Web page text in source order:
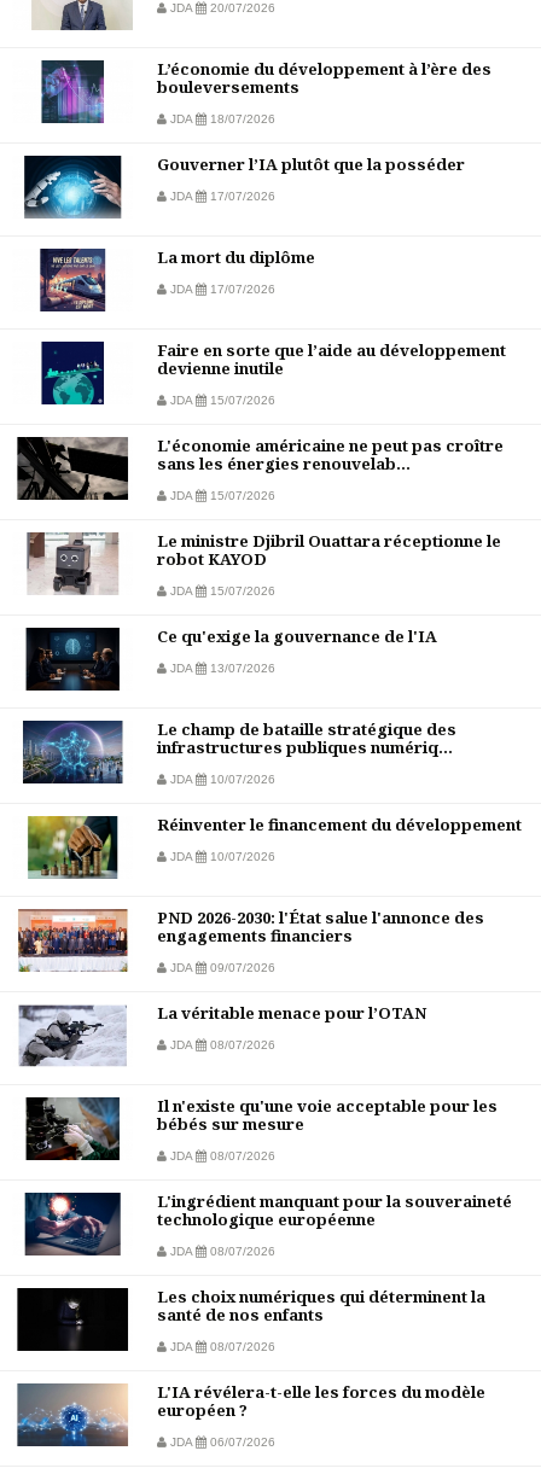
JDA 20/07/2026
L’économie du développement à l’ère des
bouleversements
JDA 18/07/2026
Gouverner l’IA plutôt que la posséder
JDA 17/07/2026
La mort du diplôme
JDA 17/07/2026
Faire en sorte que l’aide au développement
devienne inutile
JDA 15/07/2026
L'économie américaine ne peut pas croître
sans les énergies renouvelab...
JDA 15/07/2026
Le ministre Djibril Ouattara réceptionne le
robot KAYOD
JDA 15/07/2026
Ce qu'exige la gouvernance de l'IA
JDA 13/07/2026
Le champ de bataille stratégique des
infrastructures publiques numériq...
JDA 10/07/2026
Réinventer le financement du développement
JDA 10/07/2026
PND 2026-2030: l'État salue l'annonce des
engagements financiers
JDA 09/07/2026
La véritable menace pour l’OTAN
JDA 08/07/2026
Il n'existe qu'une voie acceptable pour les
bébés sur mesure
JDA 08/07/2026
L'ingrédient manquant pour la souveraineté
technologique européenne
JDA 08/07/2026
Les choix numériques qui déterminent la
santé de nos enfants
JDA 08/07/2026
L'IA révélera-t-elle les forces du modèle
européen ?
JDA 06/07/2026